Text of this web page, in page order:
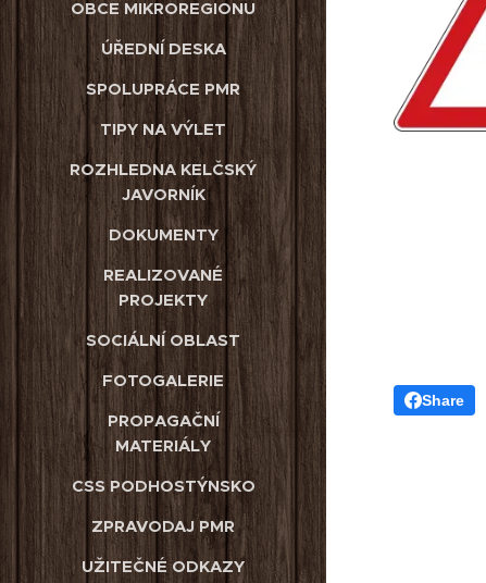
OBCE MIKROREGIONU
ÚŘEDNÍ DESKA
SPOLUPRÁCE PMR
TIPY NA VÝLET
ROZHLEDNA KELČSKÝ
JAVORNÍK
DOKUMENTY
REALIZOVANÉ
PROJEKTY
SOCIÁLNÍ OBLAST
FOTOGALERIE
PROPAGAČNÍ
MATERIÁLY
CSS PODHOSTÝNSKO
ZPRAVODAJ PMR
UŽITEČNÉ ODKAZY
Share